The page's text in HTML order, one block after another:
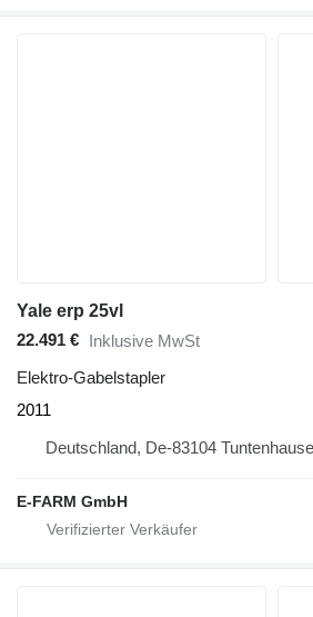
Yale erp 25vl
22.491 € Inklusive MwSt
Elektro-Gabelstapler
2011
Deutschland, De-83104
E-FARM GmbH